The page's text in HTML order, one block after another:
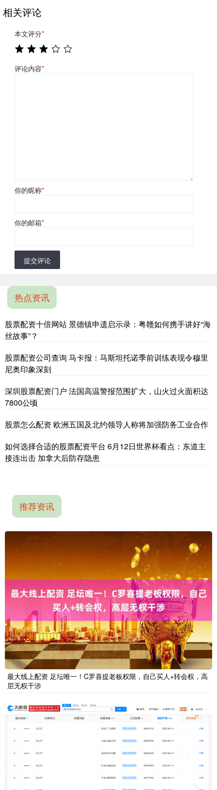
相关评论
本文评分*
评论内容*
你的昵称*
你的邮箱*
提交评论
热点资讯
股票配资十倍网站 景德镇申遗启示录：粤赣如何携手讲好“海
丝故事”？
股票配资公司查询 马卡报：马斯坦托诺季前训练表现令穆里
尼奥印象深刻
深圳股票配资门户 法国高温警报范围扩大，山火过火面积达
7800公顷
股票怎么配资 欧洲五国及北约领导人称将加强防务工业合作
如何选择合适的股票配资平台 6月12日世界杯看点：东道主
接连出击 加拿大后防存隐患
推荐资讯
最大线上配资 足坛唯一！C罗喜提老板权限，自己买人+转会权，高
层无权干涉